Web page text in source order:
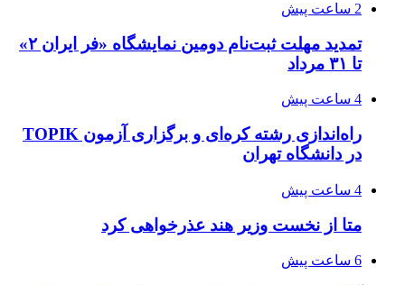
2 ساعت پیش
تمدید مهلت ثبت‌نام دومین نمایشگاه «فر ایران ۲»
تا ۳۱ مرداد
4 ساعت پیش
راه‌اندازی رشته کره‌ای و برگزاری آزمون TOPIK
در دانشگاه تهران
4 ساعت پیش
متا از نخست وزیر هند عذرخواهی کرد
6 ساعت پیش